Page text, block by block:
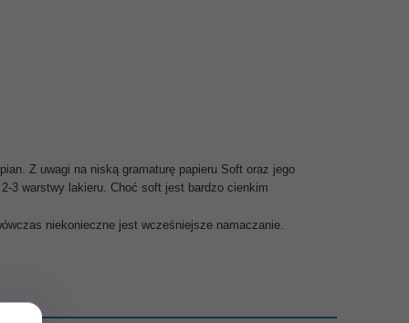
Z uwagi na niską gramaturę papieru Soft oraz jego
3 warstwy lakieru. Choć soft jest bardzo cienkim
niekonieczne jest wcześniejsze namaczanie.